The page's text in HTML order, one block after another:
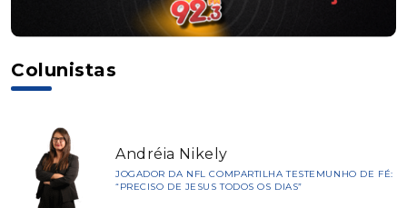
Colunistas
Andréia Nikely
JOGADOR DA NFL COMPARTILHA TESTEMUNHO DE FÉ:
“PRECISO DE JESUS TODOS OS DIAS”